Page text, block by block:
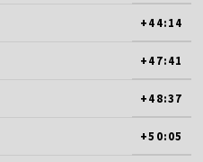
+44:14
+47:41
+48:37
+50:05